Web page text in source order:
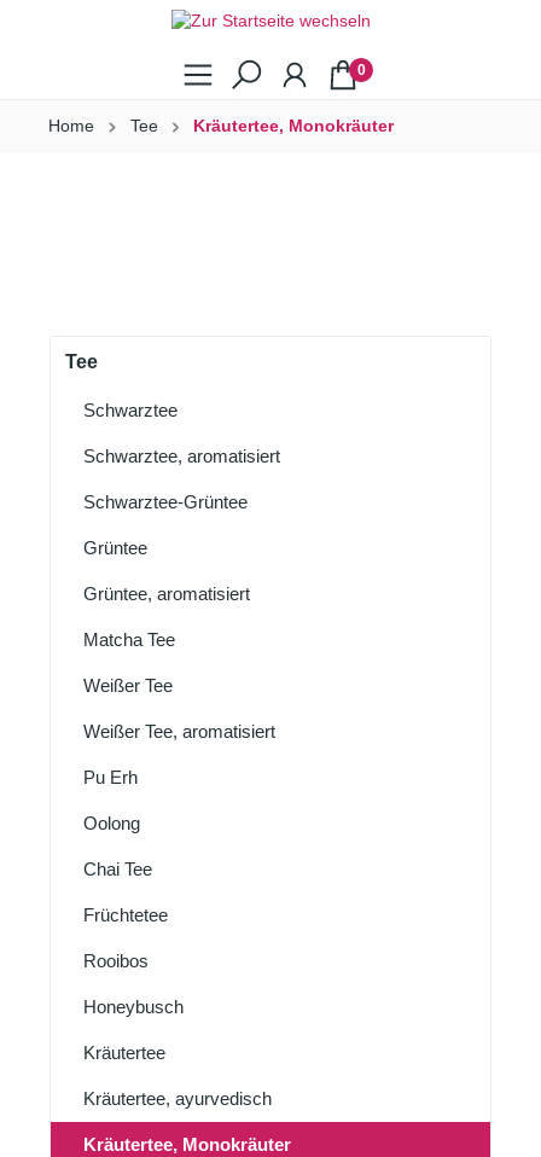
0
Home Tee Kräutertee, Monokräuter
Tee
Schwarztee
Schwarztee, aromatisiert
Schwarztee-Grüntee
Grüntee
Grüntee, aromatisiert
Matcha Tee
Weißer Tee
Weißer Tee, aromatisiert
Pu Erh
Oolong
Chai Tee
Früchtetee
Rooibos
Honeybusch
Kräutertee
Kräutertee, ayurvedisch
Kräutertee, Monokräuter